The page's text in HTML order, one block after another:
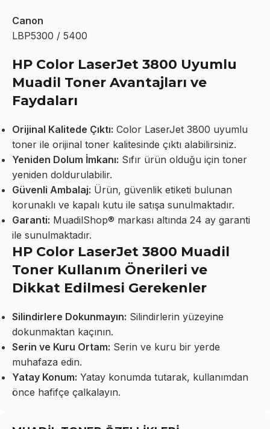
Canon
LBP5300 / 5400
HP Color LaserJet 3800 Uyumlu
Muadil Toner Avantajları ve
Faydaları
Orijinal Kalitede Çıktı: Color LaserJet 3800 uyumlu
toner ile orijinal toner kalitesinde çıktı alabilirsiniz.
Yeniden Dolum İmkanı: Sıfır ürün olduğu için toner
yeniden doldurulabilir.
Güvenli Ambalaj: Ürün, güvenlik etiketi bulunan
korunaklı ve kapalı kutu ile satışa sunulmaktadır.
Garanti: MuadilShop® markası altında 24 ay garanti
ile sunulmaktadır.
HP Color LaserJet 3800 Muadil
Toner Kullanım Önerileri ve
Dikkat Edilmesi Gerekenler
Silindirlere Dokunmayın: Silindirlerin yüzeyine
dokunmaktan kaçının.
Serin ve Kuru Ortam: Serin ve kuru bir yerde
muhafaza edin.
Yatay Konum: Yatay konumda tutarak, kullanımdan
önce hafifçe çalkalayın.